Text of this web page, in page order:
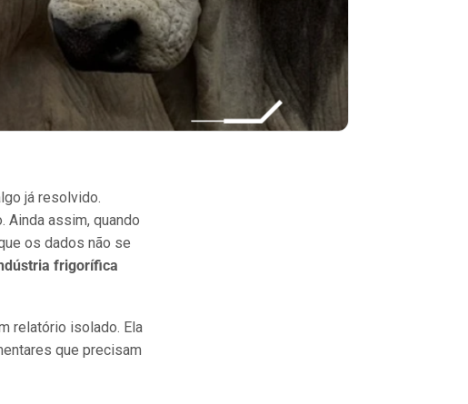
já resolvido.
assim, quando
os dados não se
frigorífica
relatório isolado. Ela
que precisam